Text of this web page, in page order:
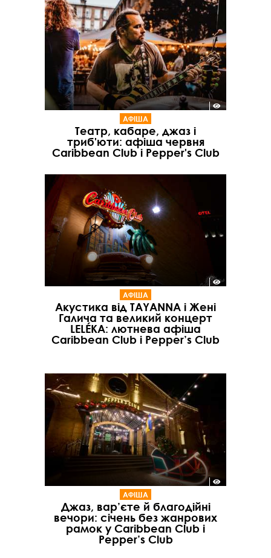
АФІША
Театр, кабаре, джаз і
триб'юти: афіша червня
Caribbean Club і Pepper's Club
АФІША
Акустика від TAYANNA і Жені
Галича та великий концерт
LELÉKA: лютнева афіша
Caribbean Club і Pepper’s Club
АФІША
Джаз, вар’єте й благодійні
вечори: січень без жанрових
рамок у Caribbean Club і
Pepper’s Club